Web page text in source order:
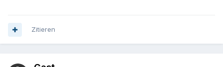
Zitieren